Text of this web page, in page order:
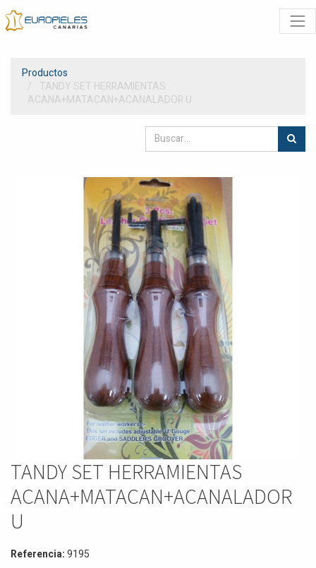
Productos
TANDY SET HERRAMIENTAS
ACANA+MATACAN+ACANALADOR U
TANDY SET HERRAMIENTAS
ACANA+MATACAN+ACANALADOR
U
Referencia:9195